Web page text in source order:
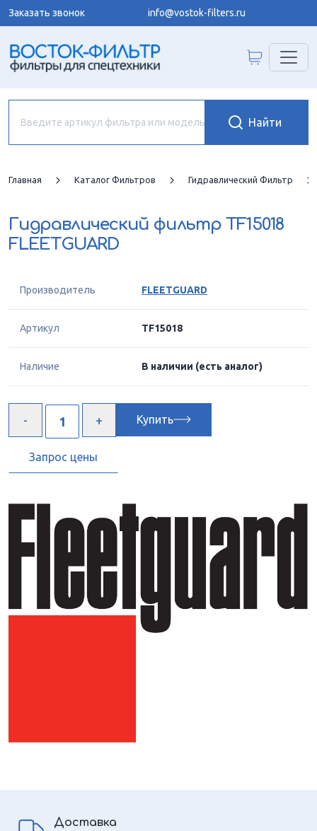
Заказать звонок info@vostok-filters.ru
Главная Каталог Фильтров Гидравлический Фильтр
Гидравлический фильтр TF15018
FLEETGUARD
Производитель FLEETGUARD
Артикул TF15018
Наличие В наличии (есть аналог)
Купить
Запрос цены
Доставка